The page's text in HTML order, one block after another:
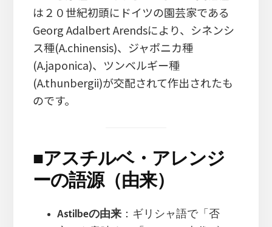
は２０世紀初頭にドイツの園芸家である
Georg Adalbert Arendsにより、シネンシ
ス種(A.chinensis)、ジャポニカ種
(A.japonica)、ツンベルギー種
(A.thunbergii)が交配されて作出されたも
のです。
■アスチルベ・アレンジ
ーの語源（由来）
Astilbeの由来：ギリシャ語で「否